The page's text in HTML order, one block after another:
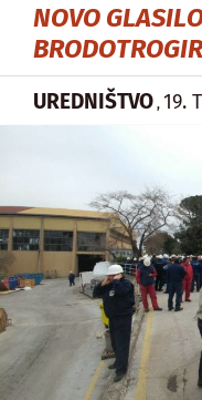
NOVO
UREDNIŠTVO , 19.